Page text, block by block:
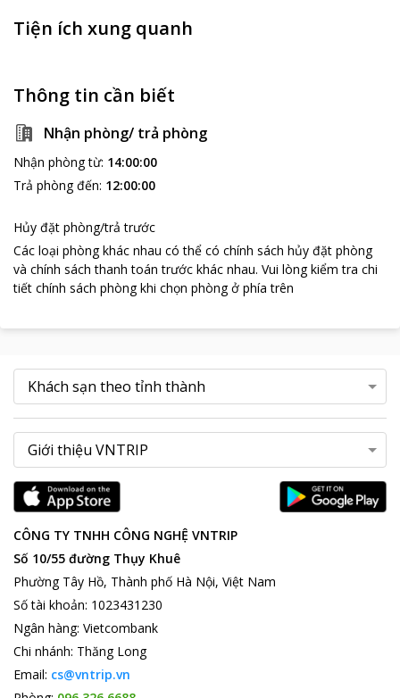
Tiện ích xung quanh
Thông tin cần biết
Nhận phòng/ trả phòng
Nhận phòng từ: 14:00:00
Trả phòng đến: 12:00:00
Hủy đặt phòng/trả trước
Các loại phòng khác nhau có thể có chính sách hủy đặt phòng
và chính sách thanh toán trước khác nhau. Vui lòng kiểm tra chi
tiết chính sách phòng khi chọn phòng ở phía trên
CÔNG TY TNHH CÔNG NGHỆ VNTRIP
Số 10/55 đường Thụy Khuê
Phường Tây Hồ, Thành phố Hà Nội, Việt Nam
Số tài khoản: 1023431230
Ngân hàng: Vietcombank
Chi nhánh: Thăng Long
Email: cs@vntrip.vn